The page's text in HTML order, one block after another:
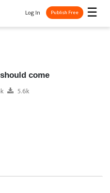
☰
Log In Publish Free
come
5.6k